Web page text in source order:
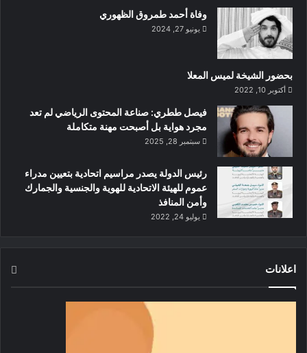
وفاة أحمد طمروق الظهوري
يونيو 27, 2024
بحضور الشيخة لميس المعلا
أكتوبر 10, 2022
‏فيصل ططري: صناعة المحتوى الرياضي لم تعد
مجرد هواية بل أصبحت مهنة متكاملة
سبتمبر 28, 2025
رئيس الدولة يصدر مراسيم اتحادية بتعيين مدراء
عموم للهيئة الاتحادية للهوية والجنسية والجمارك
وأمن المنافذ
يوليو 24, 2022
اعلانات